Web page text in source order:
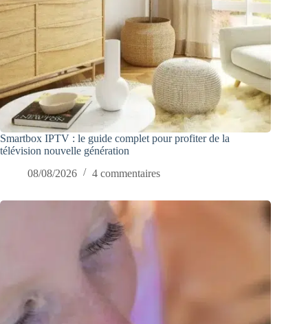
Smartbox IPTV : le guide complet pour profiter de la
télévision nouvelle génération
08/08/2026
4 commentaires